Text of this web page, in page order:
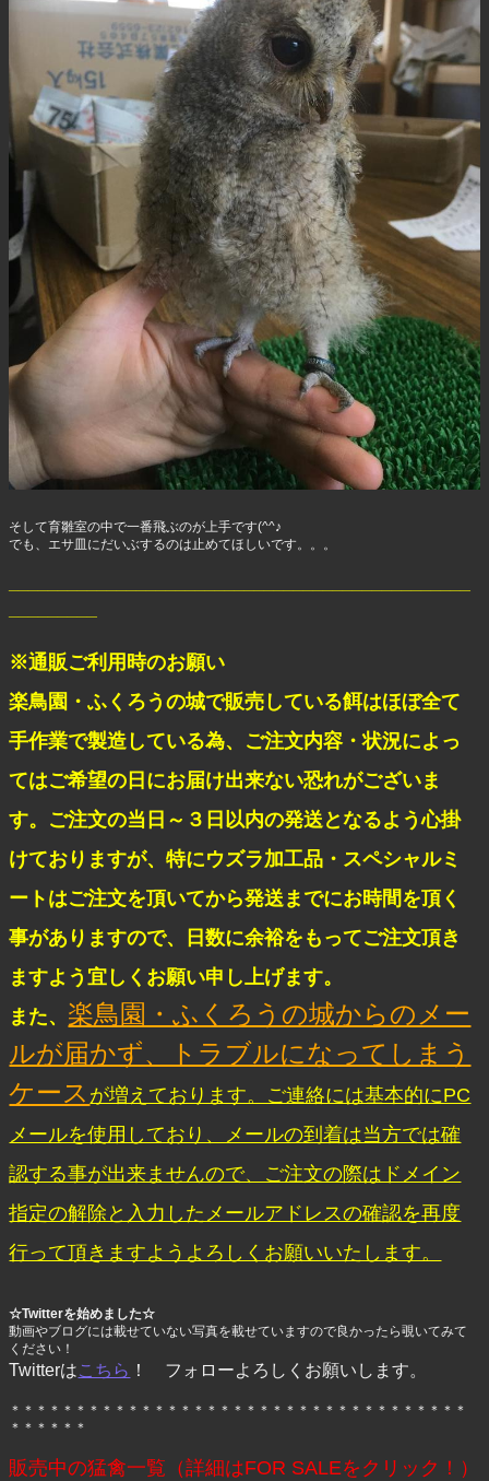
そして育雛室の中で一番飛ぶのが上手です(^^♪
でも、エサ皿にだいぶするのは止めてほしいです。。。
※通販ご利用時のお願い
楽鳥園・ふくろうの城で販売している餌はほぼ全て
手作業で製造している為、ご注文内容・状況によっ
てはご希望の日にお届け出来ない恐れがございま
す。ご注文の当日～３日以内の発送となるよう心掛
けておりますが、特にウズラ加工品・スペシャルミ
ートはご注文を頂いてから発送までにお時間を頂く
事がありますので、日数に余裕をもってご注文頂き
ますよう宜しくお願い申し上げます。
また、 楽鳥園・ふくろうの城からのメー
ルが届かず、トラブルになってしまう
ケース が増えております。ご連絡には基本的にPC
メールを使用しており、メールの到着は当方では確
認する事が出来ませんので、ご注文の際はドメイン
指定の解除と入力したメールアドレスの確認を再度
行って頂きますようよろしくお願いいたします。
☆Twitterを始めました☆
動画やブログには載せていない写真を載せていますので良かったら覗いてみて
ください！
Twitterはこちら ！ フォローよろしくお願いします。
＊＊＊＊＊＊＊＊＊＊＊＊＊＊＊＊＊＊＊＊＊＊＊＊＊＊＊＊＊＊＊＊＊＊＊
＊＊＊＊＊＊
販売中の猛禽一覧（詳細はFOR SALEをクリック！）